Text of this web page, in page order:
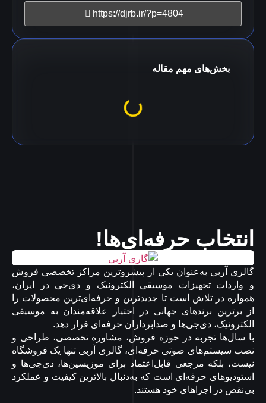
https://djrb.ir/?p=4804
بخش‌های مهم مقاله
انتخاب حرفه‌ای‌ها!
گالری آربی به‌عنوان یکی از پیشروترین مراکز تخصصی فروش
و واردات تجهیزات موسیقی الکترونیک و دی‌جی در ایران،
همواره در تلاش است تا جدیدترین و حرفه‌ای‌ترین محصولات را
از برترین برندهای جهانی در اختیار علاقه‌مندان به موسیقی
الکترونیک، دی‌جی‌ها و صدابرداران حرفه‌ای قرار دهد.
با سال‌ها تجربه در حوزه فروش، مشاوره تخصصی، طراحی و
نصب سیستم‌های صوتی حرفه‌ای، گالری آربی تنها یک فروشگاه
نیست، بلکه مرجعی قابل‌اعتماد برای موزیسین‌ها، دی‌جی‌ها و
استودیوهای حرفه‌ای است که به‌دنبال بالاترین کیفیت و عملکرد
بی‌نقص در اجراهای خود هستند.